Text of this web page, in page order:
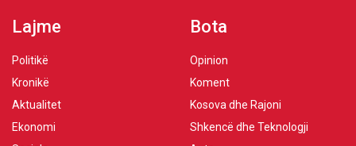
Lajme
Politikë
Kronikë
Aktualitet
Ekonomi
Bota
Opinion
Koment
Kosova dhe Rajoni
Shkencë dhe Teknologji